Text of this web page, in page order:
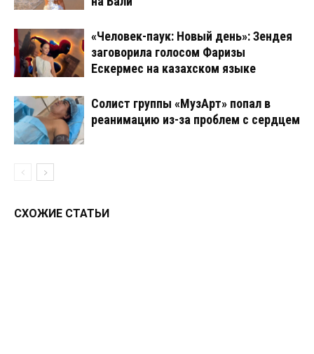
«Человек-паук: Новый день»: Зендея
заговорила голосом Фаризы
Ескермес на казахском языке
Солист группы «МузАрт» попал в
реанимацию из-за проблем с сердцем
СХОЖИЕ СТАТЬИ